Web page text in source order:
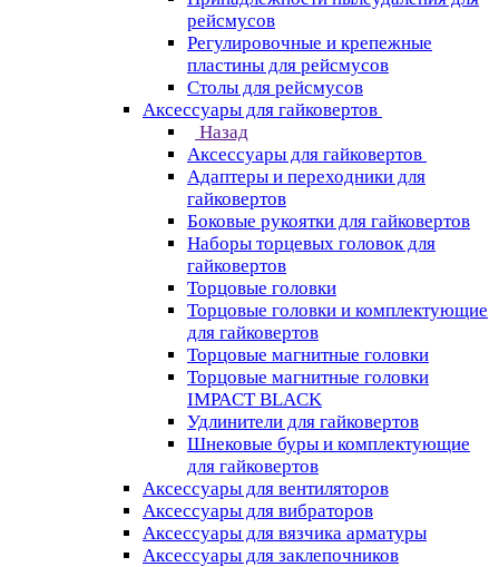
рейсмусов
Регулировочные и крепежные
пластины для рейсмусов
Столы для рейсмусов
Аксессуары для гайковертов
Назад
Аксессуары для гайковертов
Адаптеры и переходники для
гайковертов
Боковые рукоятки для гайковертов
Наборы торцевых головок для
гайковертов
Торцовые головки
Торцовые головки и комплектующие
для гайковертов
Торцовые магнитные головки
Торцовые магнитные головки
IMPACT BLACK
Удлинители для гайковертов
Шнековые буры и комплектующие
для гайковертов
Аксессуары для вентиляторов
Аксессуары для вибраторов
Аксессуары для вязчика арматуры
Аксессуары для заклепочников